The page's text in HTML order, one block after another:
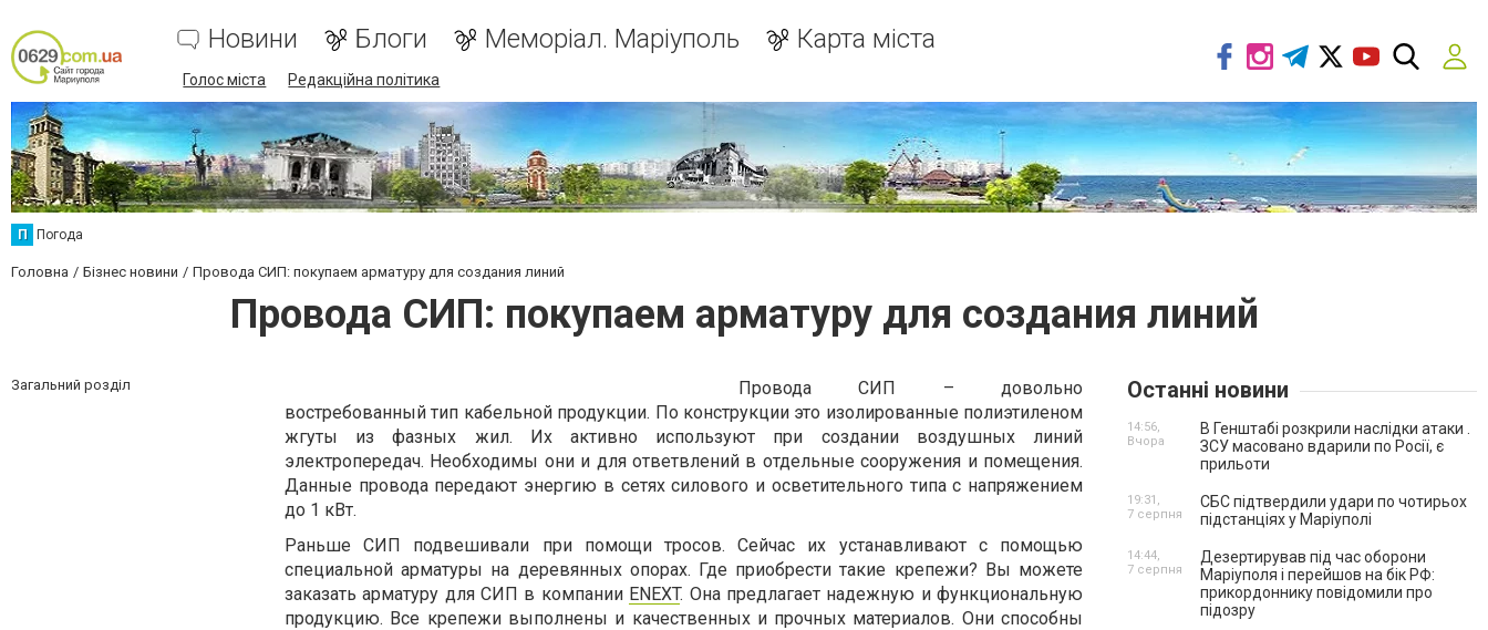
Новини Блоги Меморіал. Маріуполь Карта міста
Голос міста Редакційна політика
П Погода
Головна Бізнес новини Провода СИП: покупаем арматуру для создания линий
Провода СИП: покупаем арматуру для создания линий
Загальний розділ
Провода СИП – довольно
востребованный тип кабельной продукции. По конструкции это изолированные полиэтиленом
жгуты из фазных жил. Их активно используют при создании воздушных линий
электропередач. Необходимы они и для ответвлений в отдельные сооружения и помещения.
Данные провода передают энергию в сетях силового и осветительного типа с напряжением
до 1 кВт.
Раньше СИП подвешивали при помощи тросов. Сейчас их устанавливают с помощью
специальной арматуры на деревянных опорах. Где приобрести такие крепежи? Вы можете
заказать арматуру для СИП в компании ENEXT. Она предлагает надежную и функциональную
продукцию. Все крепежи выполнены и качественных и прочных материалов. Они способны
Останні новини
В Генштабі розкрили наслідки атаки .
ЗСУ масовано вдарили по Росії, є
прильоти
14:56,
Вчора
СБС підтвердили удари по чотирьох
підстанціях у Маріуполі
19:31,
7 серпня
Дезертирував під час оборони
Маріуполя і перейшов на бік РФ:
прикордоннику повідомили про
підозру
14:44,
7 серпня